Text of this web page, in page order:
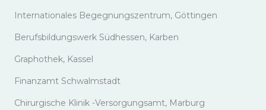
Internationales Begegnungszentrum, Göttingen
Berufsbildungswerk Südhessen, Karben
Graphothek, Kassel
Finanzamt Schwalmstadt
Chirurgische Klinik -Versorgungsamt, Marburg